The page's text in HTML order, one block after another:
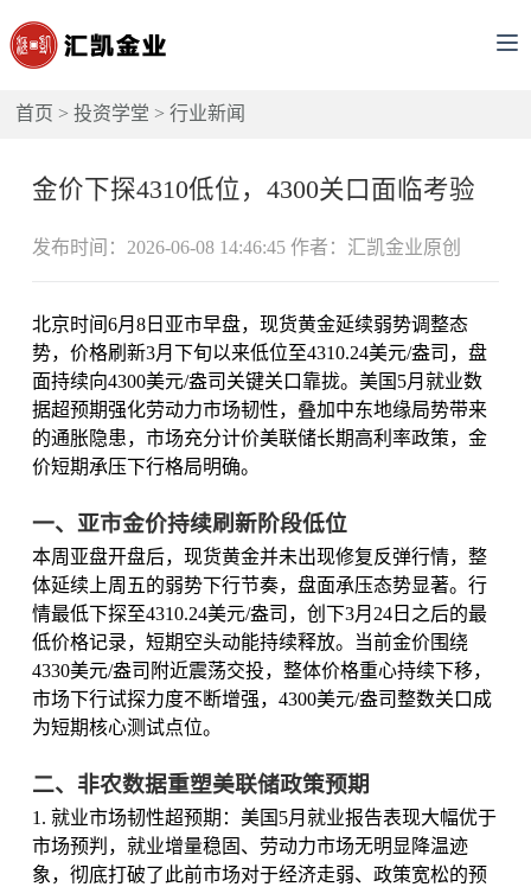
首页 >投资学堂 >行业新闻
金价下探4310低位，4300关口面临考验
发布时间：2026-06-08 14:46:45 作者：汇凯金业原创
北京时间6月8日亚市早盘，现货黄金延续弱势调整态
势，价格刷新3月下旬以来低位至4310.24美元/盎司，盘
面持续向4300美元/盎司关键关口靠拢。美国5月就业数
据超预期强化劳动力市场韧性，叠加中东地缘局势带来
的通胀隐患，市场充分计价美联储长期高利率政策，金
价短期承压下行格局明确。
一、亚市金价持续刷新阶段低位
本周亚盘开盘后，现货黄金并未出现修复反弹行情，整
体延续上周五的弱势下行节奏，盘面承压态势显著。行
情最低下探至4310.24美元/盎司，创下3月24日之后的最
低价格记录，短期空头动能持续释放。当前金价围绕
4330美元/盎司附近震荡交投，整体价格重心持续下移，
市场下行试探力度不断增强，4300美元/盎司整数关口成
为短期核心测试点位。
二、非农数据重塑美联储政策预期
1. 就业市场韧性超预期：美国5月就业报告表现大幅优于
市场预判，就业增量稳固、劳动力市场无明显降温迹
象，彻底打破了此前市场对于经济走弱、政策宽松的预